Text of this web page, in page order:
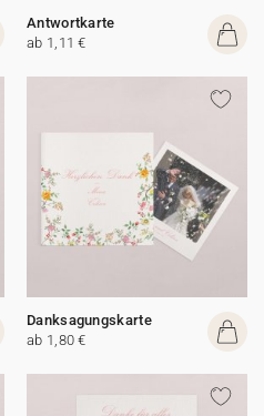
Antwortkarte
ab 1,11 €
Danksagungskarte
ab 1,80 €